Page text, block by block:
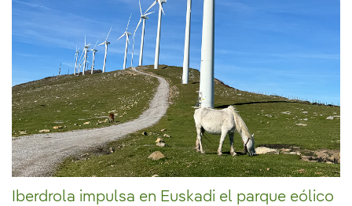
Iberdrola impulsa en Euskadi el parque eólico